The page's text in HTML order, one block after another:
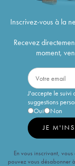
Inscrivez-vous à la
Recevez
moment,
J'accepte le suivi
suggestions
Oui
Non
JE
En vous inscrivant,
pouvez vous désabonner